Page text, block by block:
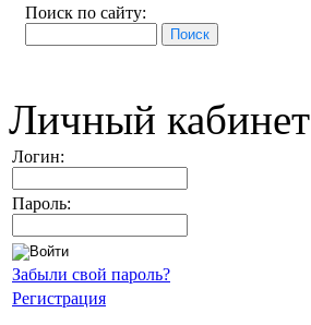
Поиск по сайту:
Личный кабинет
Логин:
Пароль:
Забыли свой пароль?
Регистрация